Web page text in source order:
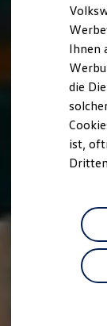
Mehr
Unternehmen
Karriere
Ihnen
die
ist,